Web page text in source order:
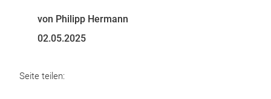
von Philipp Hermann
02.05.2025
Seite teilen: